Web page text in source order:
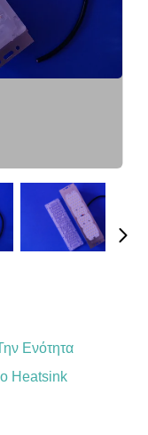
Ενότητα
Heatsink